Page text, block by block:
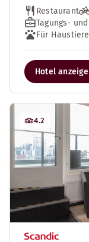
Restaurant
Tagungs-
Für
Hotel
4.2